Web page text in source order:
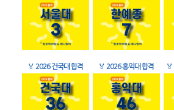
🏅 2026 건국대 합격 🏅 2026 홍익대 합격 🏅